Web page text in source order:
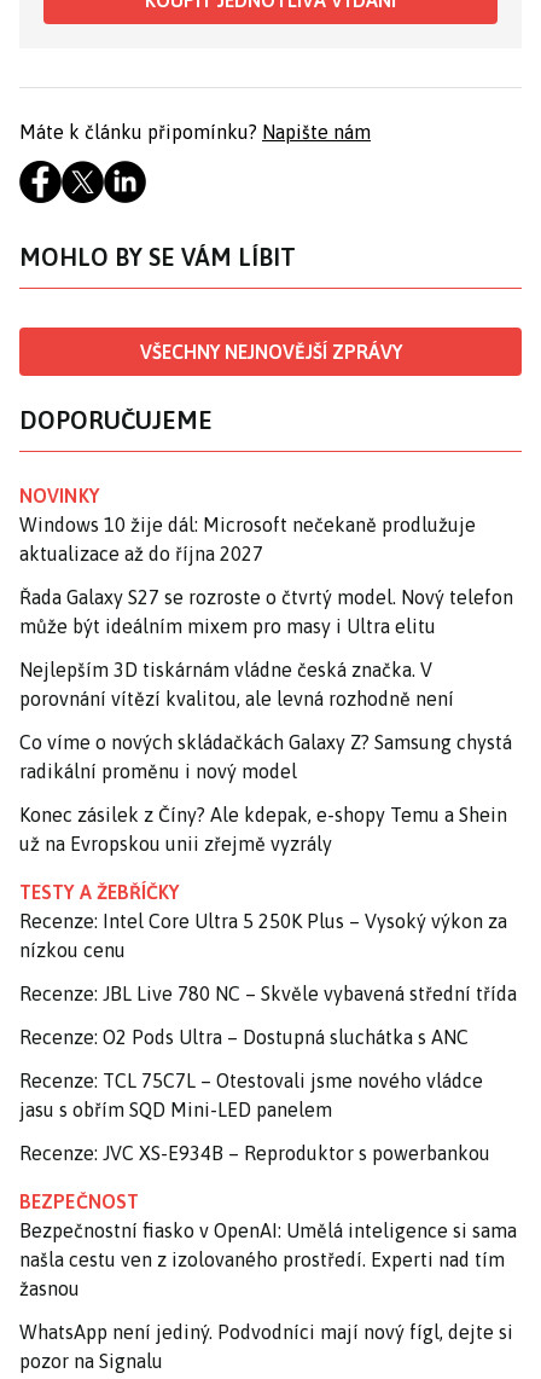
Máte k článku připomínku? Napište nám
MOHLO BY SE VÁM LÍBIT
VŠECHNY NEJNOVĚJŠÍ ZPRÁVY
DOPORUČUJEME
NOVINKY
Windows 10 žije dál: Microsoft nečekaně prodlužuje
aktualizace až do října 2027
Řada Galaxy S27 se rozroste o čtvrtý model. Nový telefon
může být ideálním mixem pro masy i Ultra elitu
Nejlepším 3D tiskárnám vládne česká značka. V
porovnání vítězí kvalitou, ale levná rozhodně není
Co víme o nových skládačkách Galaxy Z? Samsung chystá
radikální proměnu i nový model
Konec zásilek z Číny? Ale kdepak, e-shopy Temu a Shein
už na Evropskou unii zřejmě vyzrály
TESTY A ŽEBŘÍČKY
Recenze: Intel Core Ultra 5 250K Plus – Vysoký výkon za
nízkou cenu
Recenze: JBL Live 780 NC – Skvěle vybavená střední třída
Recenze: O2 Pods Ultra – Dostupná sluchátka s ANC
Recenze: TCL 75C7L – Otestovali jsme nového vládce
jasu s obřím SQD Mini-LED panelem
Recenze: JVC XS-E934B – Reproduktor s powerbankou
BEZPEČNOST
Bezpečnostní fiasko v OpenAI: Umělá inteligence si sama
našla cestu ven z izolovaného prostředí. Experti nad tím
žasnou
WhatsApp není jediný. Podvodníci mají nový fígl, dejte si
pozor na Signalu